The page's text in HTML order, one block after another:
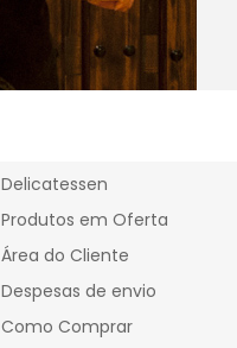
Produtos
Talho
Delicatessen
Produtos em Oferta
Área do Cliente
Despesas de envio
Como Comprar